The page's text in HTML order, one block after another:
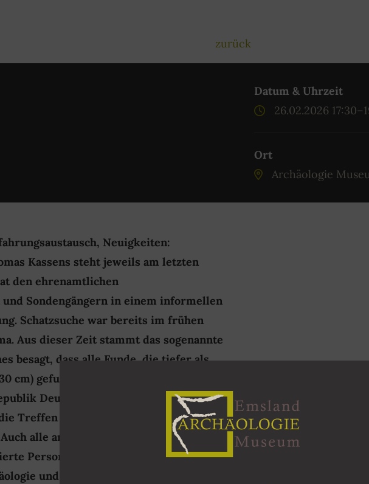
zurück
Datum & Uhrzeit
26.02.2026
Ort
Archäologie
Neuigkeiten:
Kassens steht jeweils am letzten
den ehrenamtlichen
und Sondengängern in einem informellen
Schatzsuche war bereits im frühen
Aus dieser Zeit stammt das sogenannte
besagt, dass alle Funde, die tiefer als
cm) gefunden werden, dem König
Deutschland) gehören. In lockerer
Treffen Raum für Fragen, Austausch
alle anderen
Personen sind willkommen, um
und das Suchen mit Metallsonden